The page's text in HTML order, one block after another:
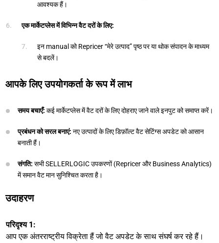
आवश्यक हैं।
एक मार्केटप्लेस में विभिन्न वैट दरों के लिए:
इन manual को Repricer “मेरे उत्पाद” पृष्ठ पर या थोक संपादन के माध्यम
से बदलें।
आपके लिए उपयोगकर्ता के रूप में लाभ
समय बचाएँ: कई मार्केटप्लेस में वैट दरों के लिए दोहराए जाने वाले इनपुट को समाप्त करें।
प्रबंधन को सरल बनाएं: नए उत्पादों के लिए डिफ़ॉल्ट वैट सेटिंग्स अपडेट को आसान
बनाती हैं।
संगति: सभी SELLERLOGIC उपकरणों (Repricer और Business Analytics)
में समान वैट मान सुनिश्चित करता है।
उदाहरण
परिदृश्य 1:
आप एक अंतरराष्ट्रीय विक्रेता हैं जो वैट अपडेट के साथ संघर्ष कर रहे हैं।